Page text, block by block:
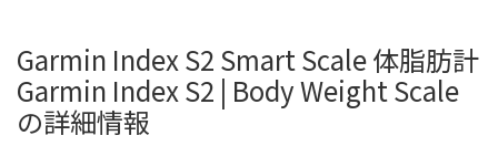
Garmin Index S2 Smart Scale 体脂肪計
Garmin Index S2 | Body Weight Scale
の詳細情報